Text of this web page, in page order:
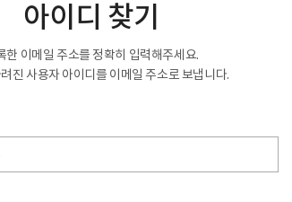
아이디 찾기
한 이메일 주소를 정확히 입력해주세요.
진 사용자 아이디를 이메일 주소로 보냅니다.